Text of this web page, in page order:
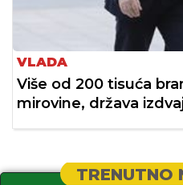
VLADA
Više od 200 tisuća
mirovine, država
TRENUTNO